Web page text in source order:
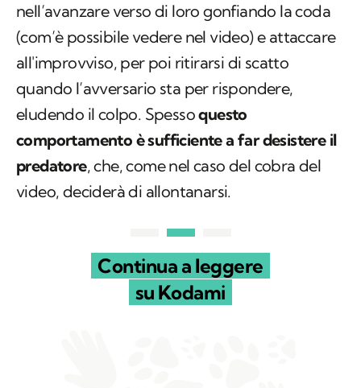
nell’avanzare verso di loro gonfiando la coda
(com’è possibile vedere nel video) e attaccare
all'improvviso, per poi ritirarsi di scatto
quando l’avversario sta per rispondere,
eludendo il colpo. Spessoquesto
comportamento è sufficiente a far desistere il
predatore, che, come nel caso del cobra del
video, deciderà di allontanarsi.
Continua a leggere
su Kodami